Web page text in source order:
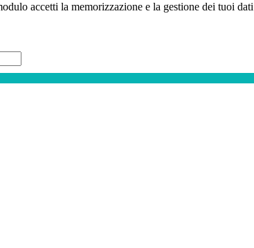
accetti la memorizzazione e la gestione dei tuoi